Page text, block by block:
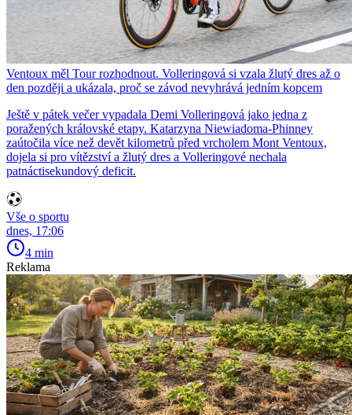
Ventoux měl Tour rozhodnout. Volleringová si vzala žlutý dres až o
den později a ukázala, proč se závod nevyhrává jedním kopcem
Ještě v pátek večer vypadala Demi Volleringová jako jedna z
poražených královské etapy. Katarzyna Niewiadoma-Phinney
zaútočila více než devět kilometrů před vrcholem Mont Ventoux,
dojela si pro vítězství a žlutý dres a Volleringové nechala
patnáctisekundový deficit.
Vše o sportu
dnes, 17:06
4 min
Reklama